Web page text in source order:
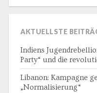
AKTUELLSTE
Indiens
Party“ und die
Libanon: Kampagne
„Normalisierung“